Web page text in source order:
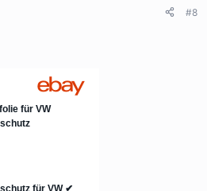
#8